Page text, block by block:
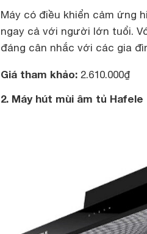
Máy có điều khiển cảm ứng
ngay cả với người lớn tuổi.
đáng cân nhắc với các gia
Giá tham khảo: 2.610.000₫
2. Máy hút mùi âm tủ Hafele